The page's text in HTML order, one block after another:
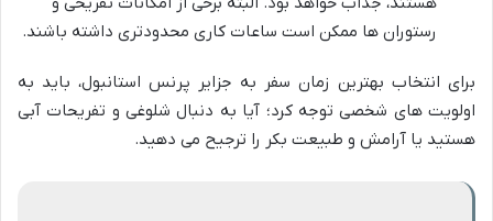
رستوران ها ممکن است ساعات کاری محدودتری داشته باشند.
برای انتخاب بهترین زمان سفر به جزایر پرنس استانبول، باید به
اولویت های شخصی توجه کرد؛ آیا به دنبال شلوغی و تفریحات آبی
هستید یا آرامش و طبیعت بکر را ترجیح می دهید.